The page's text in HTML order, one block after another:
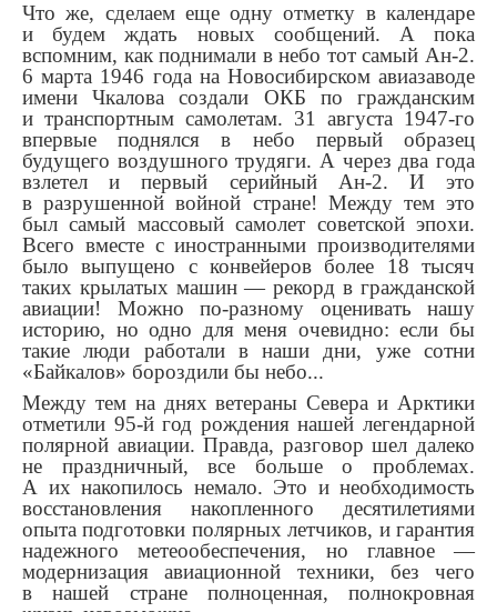
Что же, сделаем еще одну отметку в календаре
и будем ждать новых сообщений. А пока
вспомним, как поднимали в небо тот самый Ан-2.
6 марта 1946 года на Новосибирском авиазаводе
имени Чкалова создали ОКБ по гражданским
и транспортным самолетам. 31 августа 1947-го
впервые поднялся в небо первый образец
будущего воздушного трудяги. А через два года
взлетел и первый серийный Ан-2. И это
в разрушенной войной стране! Между тем это
был самый массовый самолет советской эпохи.
Всего вместе с иностранными производителями
было выпущено с конвейеров более 18 тысяч
таких крылатых машин — рекорд в гражданской
авиации! Можно по-разному оценивать нашу
историю, но одно для меня очевидно: если бы
такие люди работали в наши дни, уже сотни
«Байкалов» бороздили бы небо...
Между тем на днях ветераны Севера и Арктики
отметили 95-й год рождения нашей легендарной
полярной авиации. Правда, разговор шел далеко
не праздничный, все больше о проблемах.
А их накопилось немало. Это и необходимость
восстановления накопленного десятилетиями
опыта подготовки полярных летчиков, и гарантия
надежного метеообеспечения, но главное —
модернизация авиационной техники, без чего
в нашей стране полноценная, полнокровная